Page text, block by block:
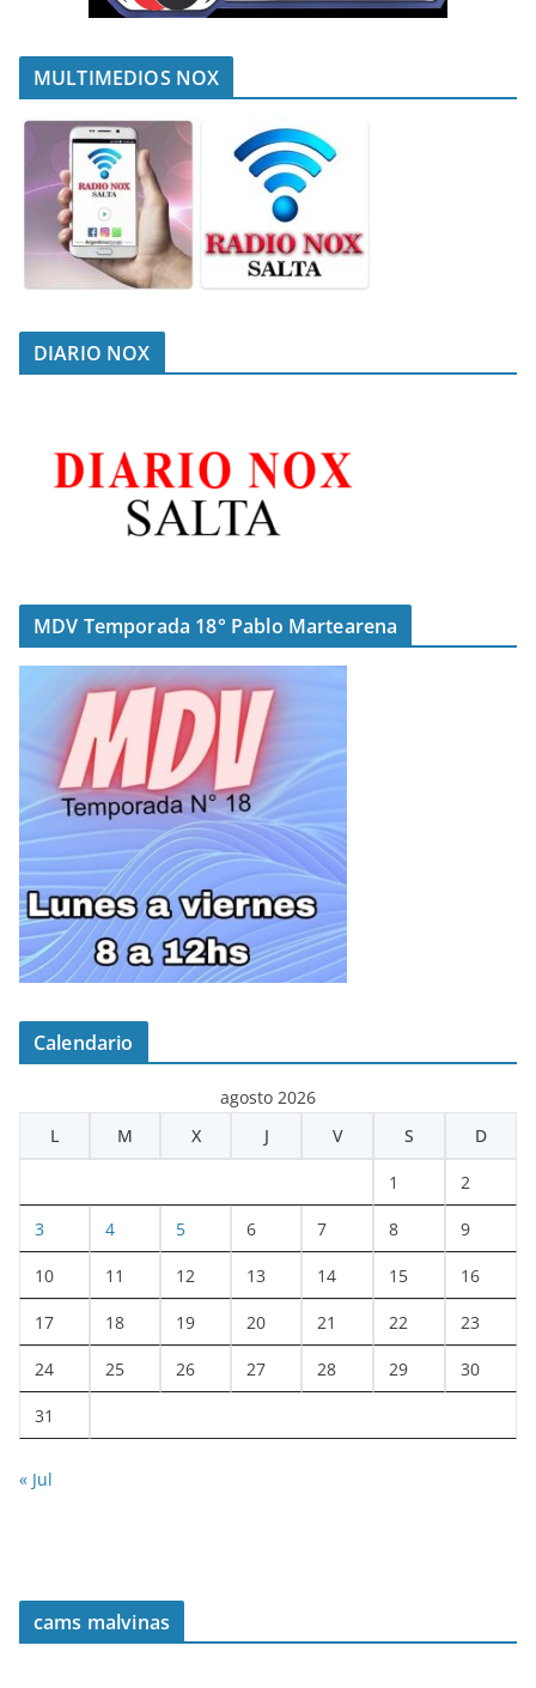
MULTIMEDIOS NOX
DIARIO NOX
MDV Temporada 18° Pablo Martearena
Calendario
agosto 2026
L
M X J V S D
1 2
3 4 5 6 7 8 9
10 11 12 13 14 15 16
17 18 19 20 21 22 23
24 25 26 27 28 29 30
31
« Jul
cams malvinas